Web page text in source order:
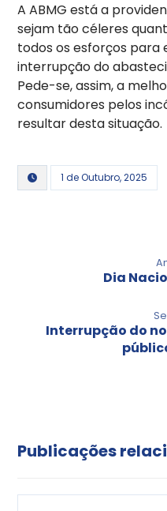
A ABMG está a
sejam tão céleres
todos os esforços
interrupção do
Pede-se, assim, a
consumidores pelos
resultar desta situação.
1 de Outubro, 2025
Dia
Interrupção do
Publicações